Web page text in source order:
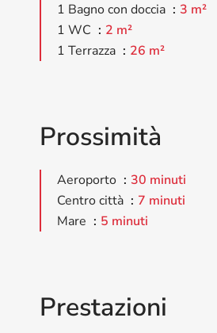
1 Bagno con doccia
3 m²
1 WC
2 m²
1 Terrazza
26 m²
Prossimità
Aeroporto
30 minuti
Centro città
7 minuti
Mare
5 minuti
Prestazioni